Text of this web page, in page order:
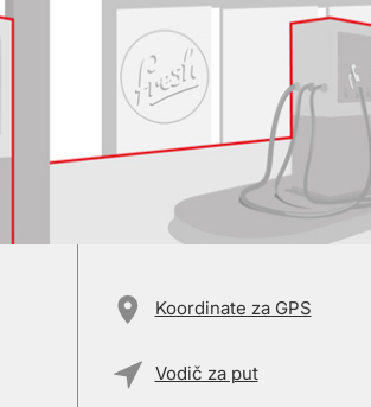
Koordinate za GPS
Vodič za put